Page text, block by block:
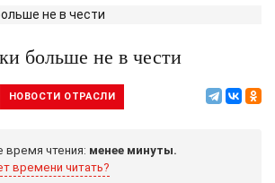
больше не в чести
НОВОСТИ ОТРАСЛИ
время чтения: менее минуты.
времени читать?